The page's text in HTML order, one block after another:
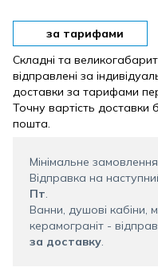
за тарифами
Складні та
відправлені за
доставки за тарифами
Точну вартість доставки
пошта.
Мінімальне
Відправка на
Пт.
Ванни, душові кабіни,
керамограніт -
за доставку.